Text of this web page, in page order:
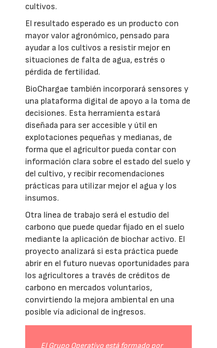
cultivos.
El resultado esperado es un producto con
mayor valor agronómico, pensado para
ayudar a los cultivos a resistir mejor en
situaciones de falta de agua, estrés o
pérdida de fertilidad.
BioChargae también incorporará sensores y
una plataforma digital de apoyo a la toma de
decisiones. Esta herramienta estará
diseñada para ser accesible y útil en
explotaciones pequeñas y medianas, de
forma que el agricultor pueda contar con
información clara sobre el estado del suelo y
del cultivo, y recibir recomendaciones
prácticas para utilizar mejor el agua y los
insumos.
Otra línea de trabajo será el estudio del
carbono que puede quedar fijado en el suelo
mediante la aplicación de biochar activo. El
proyecto analizará si esta práctica puede
abrir en el futuro nuevas oportunidades para
los agricultores a través de créditos de
carbono en mercados voluntarios,
convirtiendo la mejora ambiental en una
posible vía adicional de ingresos.
El Grupo Operativo está formado por